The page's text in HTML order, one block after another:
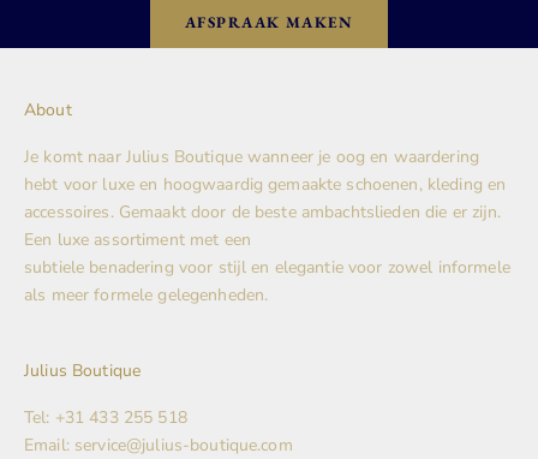
AFSPRAAK MAKEN
About
Je komt naar Julius Boutique wanneer je oog en waardering
hebt voor luxe en hoogwaardig gemaakte schoenen, kleding en
accessoires. Gemaakt door de beste ambachtslieden die er zijn.
Een luxe assortiment met een
subtiele benadering voor stijl en elegantie voor zowel informele
als meer formele gelegenheden.
Julius Boutique
Tel: +31 433 255 518
Email: service@julius-boutique.com